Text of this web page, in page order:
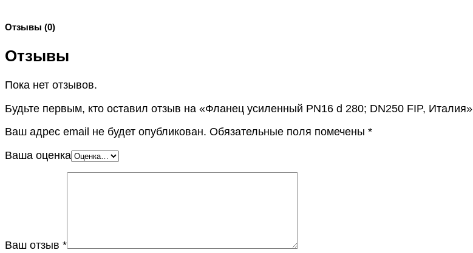
Отзывы (0)
Отзывы
Пока нет отзывов.
Будьте первым, кто оставил отзыв на «Фланец усиленный PN16 d 280; DN250 FIP, Италия»
Ваш адрес email не будет опубликован. Обязательные поля помечены *
Ваша оценка
Ваш отзыв *